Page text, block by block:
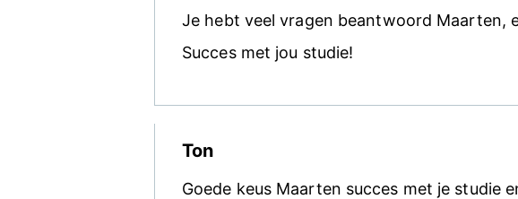
Je hebt veel vragen beantwoord Maarten,
Succes met jou studie!
Ton
Goede keus Maarten succes met je studie